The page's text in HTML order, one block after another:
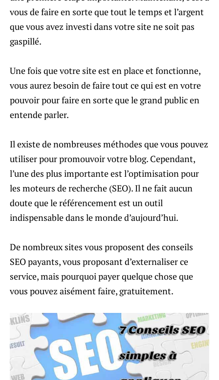
vous de faire en sorte que tout le temps et l’argent
que vous avez investi dans votre site ne soit pas
gaspillé.
Une fois que votre site est en place et fonctionne,
vous aurez besoin de faire tout ce qui est en votre
pouvoir pour faire en sorte que le grand public en
entende parler.
Il existe de nombreuses méthodes que vous pouvez
utiliser pour promouvoir votre blog. Cependant,
l’une des plus importante est l’optimisation pour
les moteurs de recherche (SEO). Il ne fait aucun
doute que le référencement est un outil
indispensable dans le monde d’aujourd’hui.
De nombreux sites vous proposent des conseils
SEO payants, vous proposant d’externaliser ce
service, mais pourquoi payer quelque chose que
vous pouvez aisément faire, gratuitement.